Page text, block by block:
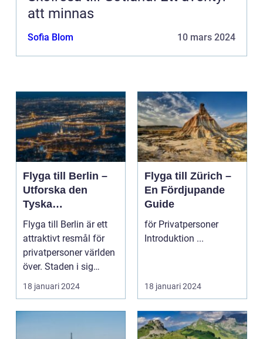
att minnas
Sofia Blom 10 mars 2024
Flyga till Berlin –
Utforska den
Tyska
Huvudstaden på
Nära Håll
Flyga till Berlin är ett
attraktivt resmål för
privatpersoner världen
över. Staden i sig
bjuder på e...
18 januari 2024
Flyga till Zürich –
En Fördjupande
Guide
för Privatpersoner
Introduktion ...
18 januari 2024